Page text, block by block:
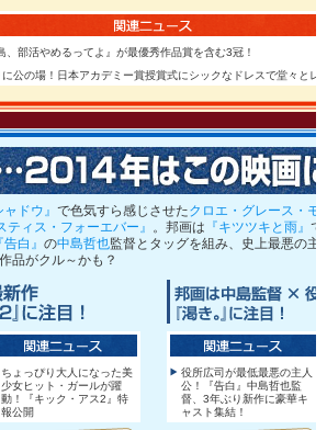
、部活やめるってよ』が最優秀作品賞を含む3冠！
公の場！日本アカデミー賞授賞式にシックなドレスで堂々とレ
ドウ』 で色気すら感じさせたクロエ・グレース・モ
ティス・フォーエバー』 。邦画は 『キツツキと雨』 で
『告白』 の中島哲也監督とタッグを組み、史上最悪の主
品がクル～かも？
ちょっぴり大人になった美
少女ヒット・ガールが躍
動！『キック・アス2』特
報公開
役所広司が最低最悪の主人
公！『告白』中島哲也監
督、3年ぶり新作に豪華キ
ャスト集結！